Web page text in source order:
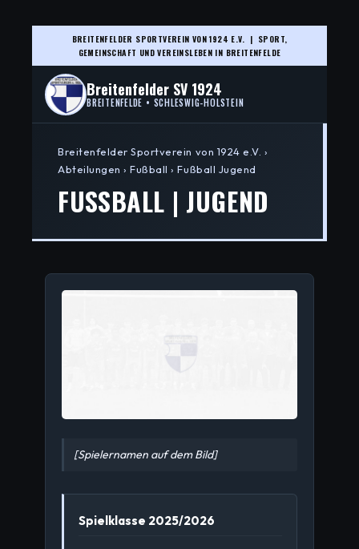
BREITENFELDER SPORTVEREIN VON 1924 E.V. | SPORT,
GEMEINSCHAFT UND VEREINSLEBEN IN BREITENFELDE
Breitenfelder SV 1924
BREITENFELDE • SCHLESWIG-HOLSTEIN
Breitenfelder Sportverein von 1924 e.V. ›
Abteilungen › Fußball › Fußball Jugend
FUSSBALL | JUGEND
[Spielernamen auf dem Bild]
Spielklasse 2025/2026